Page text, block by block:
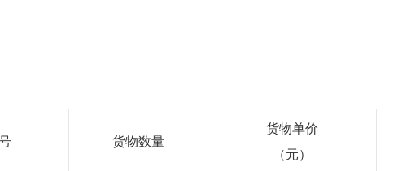
货物数量
货物单价
（元）